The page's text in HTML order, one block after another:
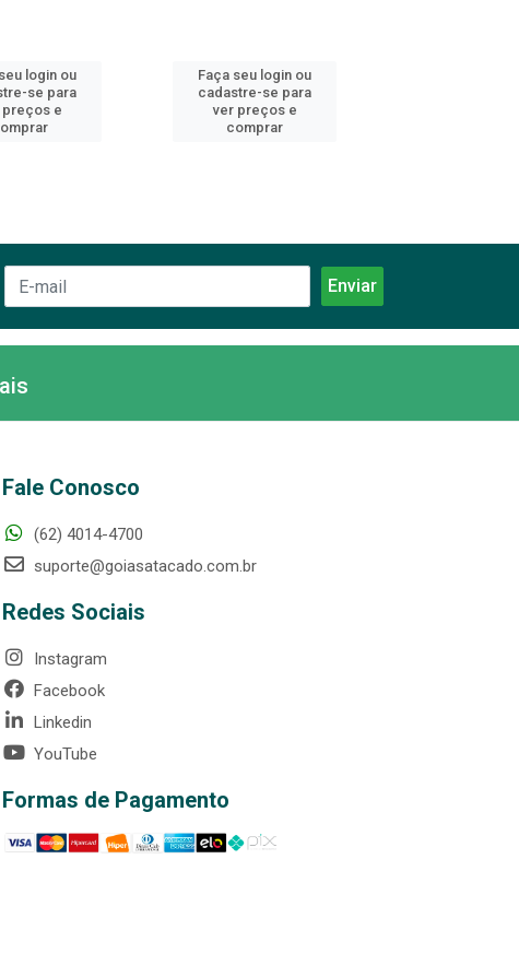
login ou
se para
preços e
Faça seu login ou
cadastre-se para
ver preços e
comprar
Fale Conosco
(62) 4014-4700
suporte@goiasatacado.com.br
Redes Sociais
Instagram
Facebook
Linkedin
YouTube
Formas de Pagamento